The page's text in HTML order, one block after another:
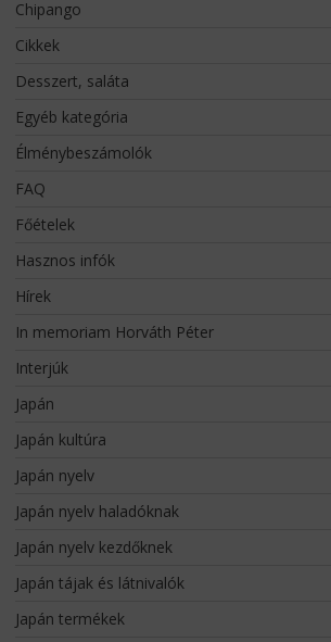
Chipango
Cikkek
Desszert, saláta
Egyéb kategória
Élménybeszámolók
FAQ
Főételek
Hasznos infók
Hírek
In memoriam Horváth Péter
Interjúk
Japán
Japán kultúra
Japán nyelv
Japán nyelv haladóknak
Japán nyelv kezdőknek
Japán tájak és látnivalók
Japán termékek